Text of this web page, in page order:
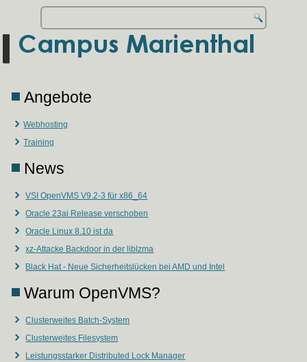
Angebote
Webhosting
Training
News
VSI OpenVMS V9.2-3 für x86_64
Oracle 23ai Release verschoben
Oracle Linux 8.10 ist da
xz-Attacke Backdoor in der liblzma
Black Hat - Neue Sicherheitslücken bei AMD und Intel
Warum OpenVMS?
Clusterweites Batch-System
Clusterweites Filesystem
Leistungsstarker Distributed Lock Manager